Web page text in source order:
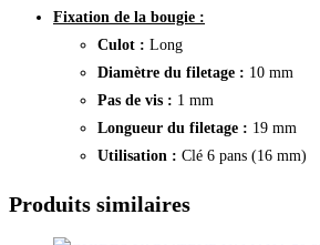
Fixation de la bougie :
Culot : Long
Diamètre du filetage : 10 mm
Pas de vis : 1 mm
Longueur du filetage : 19 mm
Utilisation : Clé 6 pans (16 mm)
Produits similaires